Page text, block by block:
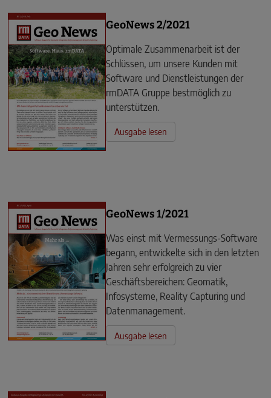
GeoNews 2/2021
Optimale Zusammenarbeit ist der
Schlüssen, um unsere Kunden mit
Software und Dienstleistungen der
rmDATA Gruppe bestmöglich zu
unterstützen.
Ausgabe lesen
GeoNews 1/2021
Was einst mit Vermessungs-Software
begann, entwickelte sich in den letzten
Jahren sehr erfolgreich zu vier
Geschäftsbereichen: Geomatik,
Infosysteme, Reality Capturing und
Datenmanagement.
Ausgabe lesen